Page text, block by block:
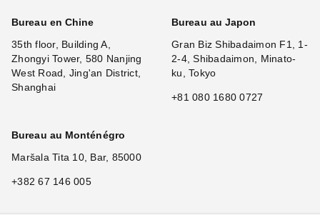
Bureau en Chine
35th floor, Building A,
Zhongyi Tower, 580 Nanjing
West Road, Jing'an District,
Shanghai
Bureau au Japon
Gran Biz Shibadaimon F1, 1-
2-4, Shibadaimon, Minato-
ku, Tokyo
+81 080 1680 0727
Bureau au Monténégro
Maršala Tita 10, Bar, 85000
+382 67 146 005